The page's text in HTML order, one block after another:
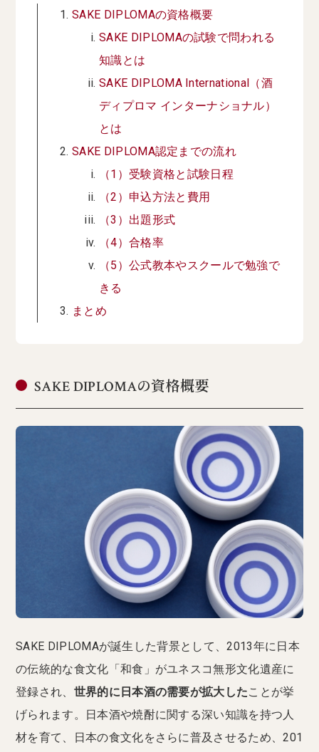
SAKE DIPLOMAの資格概要
SAKE DIPLOMAの試験で問われる
知識とは
SAKE DIPLOMA International（酒
ディプロマ インターナショナル）
とは
SAKE DIPLOMA認定までの流れ
（1）受験資格と試験日程
（2）申込方法と費用
（3）出題形式
（4）合格率
（5）公式教本やスクールで勉強で
きる
まとめ
SAKE DIPLOMAの資格概要
SAKE DIPLOMAが誕生した背景として、2013年に日本
の伝統的な食文化「和食」がユネスコ無形文化遺産に
登録され、 世界的に日本酒の需要が拡大したことが挙
げられます。日本酒や焼酎に関する深い知識を持つ人
材を育て、日本の食文化をさらに普及させるため、201